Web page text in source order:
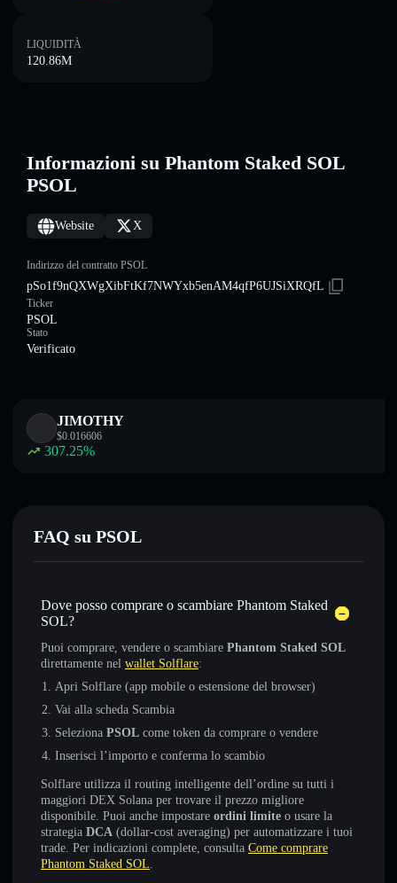
LIQUIDITÀ
120.86M
Informazioni su Phantom Staked SOL
PSOL
Website X
Indirizzo del contratto PSOL
pSo1f9nQXWgXibFtKf7NWYxb5enAM4qfP6UJSiXRQfL
Ticker
PSOL
Stato
Verificato
JIMOTHY
$0.016606
307.25%
FAQ su PSOL
Dove posso comprare o scambiare Phantom Staked
SOL?
Puoi comprare, vendere o scambiare Phantom Staked SOL
direttamente nel wallet Solflare:
Apri Solflare (app mobile o estensione del browser)
Vai alla scheda Scambia
Seleziona PSOL come token da comprare o vendere
Inserisci l’importo e conferma lo scambio
Solflare utilizza il routing intelligente dell’ordine su tutti i
maggiori DEX Solana per trovare il prezzo migliore
disponibile. Puoi anche impostare ordini limite o usare la
strategia DCA (dollar-cost averaging) per automatizzare i tuoi
trade. Per indicazioni complete, consulta Come comprare
Phantom Staked SOL.